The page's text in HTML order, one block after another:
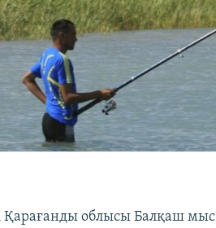
Қарағанды облысы Балқаш мыс